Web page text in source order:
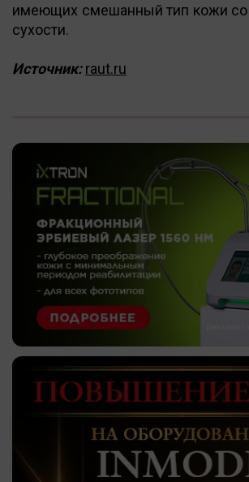
имеющих смешанный тип кожи со
сухости.
Источник: raut.ru